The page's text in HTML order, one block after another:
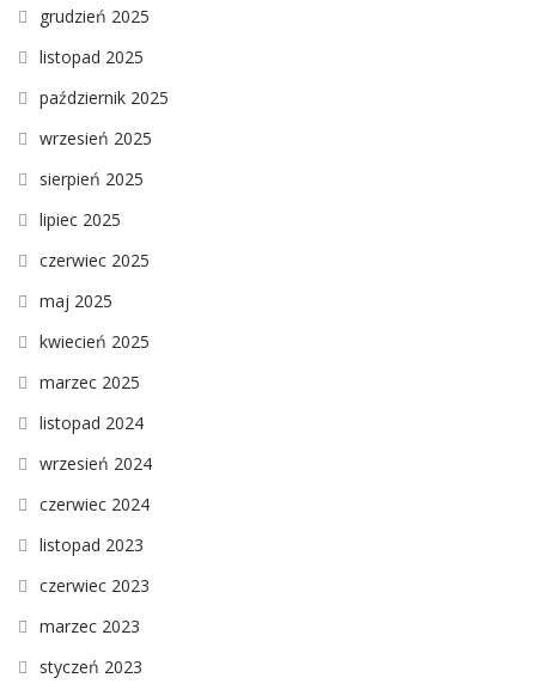
grudzień 2025
listopad 2025
październik 2025
wrzesień 2025
sierpień 2025
lipiec 2025
czerwiec 2025
maj 2025
kwiecień 2025
marzec 2025
listopad 2024
wrzesień 2024
czerwiec 2024
listopad 2023
czerwiec 2023
marzec 2023
styczeń 2023